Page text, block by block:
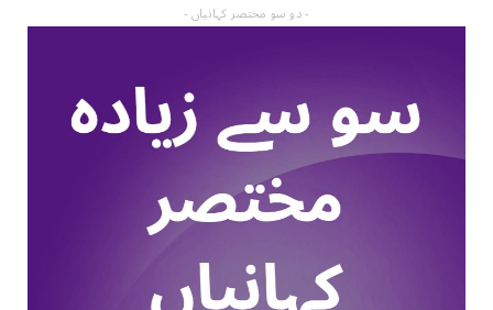
- دو سو مختصر کہانیاں -